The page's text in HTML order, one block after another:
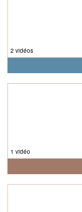
2 vidéos
1 vidéo